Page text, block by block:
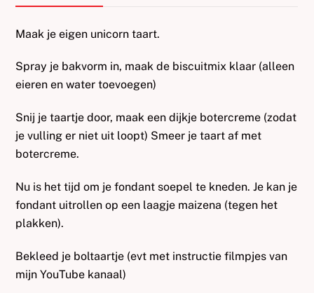
Maak je eigen unicorn taart.
Spray je bakvorm in, maak de biscuitmix klaar (alleen
eieren en water toevoegen)
Snij je taartje door, maak een dijkje botercreme (zodat
je vulling er niet uit loopt) Smeer je taart af met
botercreme.
Nu is het tijd om je fondant soepel te kneden. Je kan je
fondant uitrollen op een laagje maizena (tegen het
plakken).
Bekleed je boltaartje (evt met instructie filmpjes van
mijn YouTube kanaal)